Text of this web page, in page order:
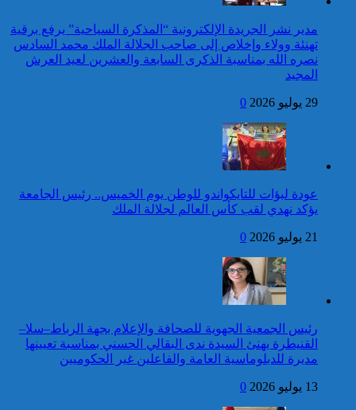
حصيلة حوادث السير
بالمناطق الحضرية خلال
الأسبوع المنصرم
حصيلة حوادث السير
بالمناطق الحضرية خلال
الأسبوع المنصرم
عيد العرش: جلالة الملك
يتلقى برقية تهنئة من رئيس
أوكرانيا
جلالة الملك يتوصل ببرقية
تهنئة من الوزير الأول لسانت
لوسيا بمناسبة عيد العرش
تهنئة من رئيسة جمهورية
تنزانيا المتحدة بمناسبة عيد
المديرية العامة للأمن الوطني تؤكد
بريطانية بشأن “اعتقال” مواطن
بريطاني عارية من الصحة
توقيف شخص للاشتباه في تورطه
في ارتكاب جريمة السرقة
المقرونة بالضرب والجرح المفضي
للموت كان ضحيتها مواطن أجنبي
بتارودانت
كاريكاتير
كاريكاتير
مدير نشر الجريدة الإلكترونية “المذكرة السياحية” يرفع برقية
تهنئة وولاء وإخلاص إلى صاحب الجلالة الملك محمد السادس
نصره الله بمناسبة الذكرى السابعة والعشرين لعيد العرش
المجيد
29 يوليو 2026 0
عودة لبؤات للتايكواندو للوطن يوم الخميس.. رئيس الجامعة
يؤكد نهدي لقب كأس العالم لجلالة الملك
21 يوليو 2026 0
رئيس الجمعية الجهوية للصحافة والإعلام بجهة الرباط–سلا–
القنيطرة يهنئ السيدة ندى البقالي الحسني بمناسبة تعيينها
مديرة للدبلوماسية العامة والفاعلين غير الحكوميين
13 يوليو 2026 0